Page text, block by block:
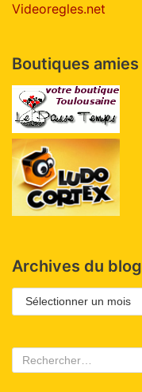
Videoregles.net
Boutiques amies
Archives du blog